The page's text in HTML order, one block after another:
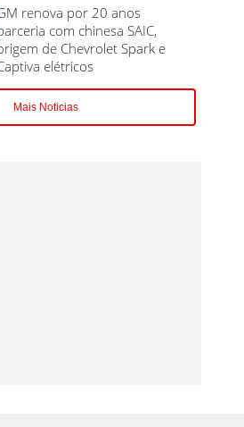
renova por 20 anos
com chinesa SAIC,
de Chevrolet Spark e
elétricos
Mais Noticias